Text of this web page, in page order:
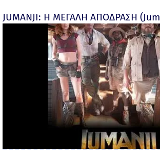
JUMANJI: Η ΜΕΓΑΛΗ ΑΠΟΔΡΑΣΗ